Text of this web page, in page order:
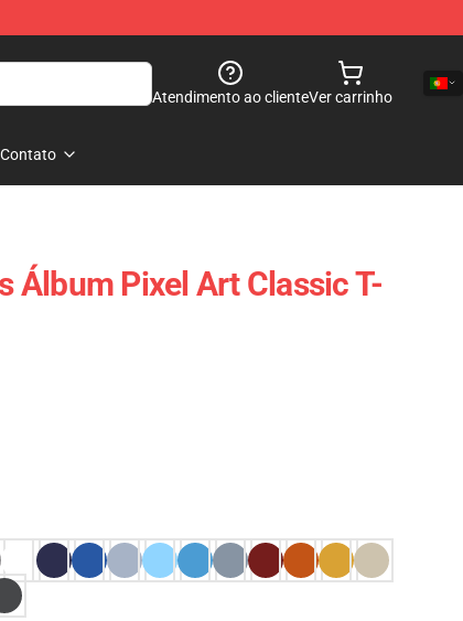
Atendimento ao clienteVer carrinho
Contato
Álbum Pixel Art Classic T-